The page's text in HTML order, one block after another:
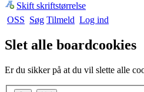
Skift skriftstørrelse
OSS Søg Tilmeld Log ind
Slet alle boardcookies
Er du sikker på at du vil slette alle